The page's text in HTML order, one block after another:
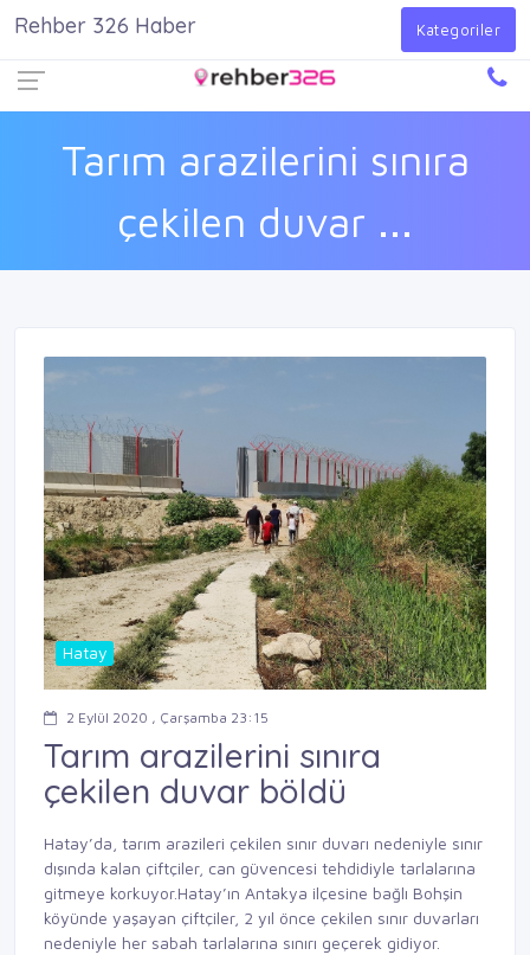
Giriş Yap
Tarım arazilerini sınıra
çekilen duvar ...
Rehber 326 Haber Kategoriler
Hatay
2 Eylül 2020 , Çarşamba 23:15
Tarım arazilerini sınıra
çekilen duvar böldü
Hatay’da, tarım arazileri çekilen sınır duvarı nedeniyle sınır
dışında kalan çiftçiler, can güvencesi tehdidiyle tarlalarına
gitmeye korkuyor.Hatay’ın Antakya ilçesine bağlı Bohşin
köyünde yaşayan çiftçiler, 2 yıl önce çekilen sınır duvarları
nedeniyle her sabah tarlalarına sınırı geçerek gidiyor.